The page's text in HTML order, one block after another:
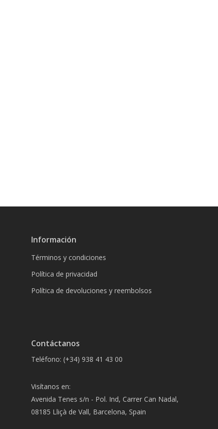
Información
Términos y condiciones
Política de privacidad
Política de devoluciones y reembolsos
Contáctanos
Teléfono: (+34) 938 41 43 00
Visítanos en:
Avenida Tenes s/n - Pol. Ind, Carrer Can Nadal,
08185 Lliçà de Vall, Barcelona, Spain